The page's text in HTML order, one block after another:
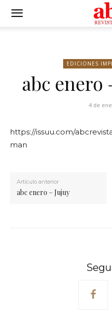
EDICIONES
abc enero
4 de
https://issuu.com/
man
Artículo anterior
abc enero – Jujuy